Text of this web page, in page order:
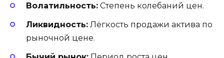
Волатильность: Степень колебаний цен.
Ликвидность: Лёгкость продажи актива по
рыночной цене.